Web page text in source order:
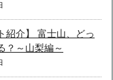
紹介】 富士山、どっ
？～山梨編～